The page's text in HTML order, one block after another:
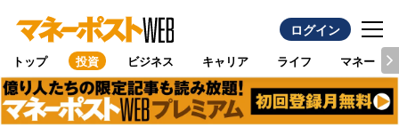
ログイン
トップ 投資 ビジネス キャリア ライフ マネー